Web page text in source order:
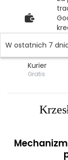
Kurier
Gratis
W ostatnich 7